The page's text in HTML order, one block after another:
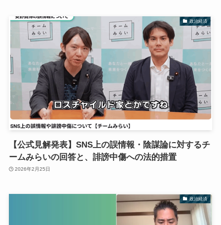
政治経済
【公式見解発表】SNS上の誤情報・陰謀論に対するチ
ームみらいの回答と、誹謗中傷への法的措置
2026年2月25日
政治経済